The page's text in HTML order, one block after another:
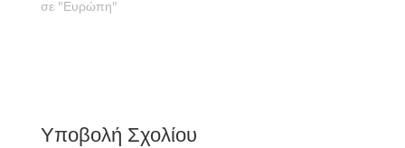
σε "Ευρώπη"
Υποβολή Σχολίου